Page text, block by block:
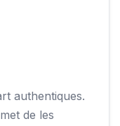
authentiques.
de les